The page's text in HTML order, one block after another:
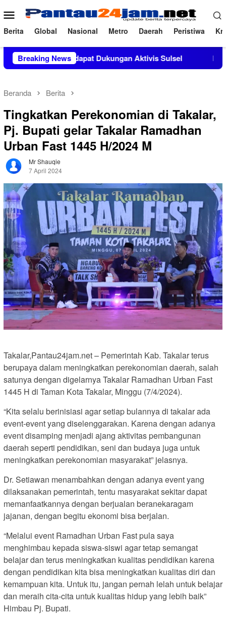
ke
konten
Menu
Mobile
Berita Global Nasional Metro Daerah Peristiwa
Breaking News
Mendapat Dukungan Aktivis Sulsel Kapolres
Beranda Berita
Tingkatkan Perekonomian di Takalar,
Pj. Bupati gelar Takalar Ramadhan
Urban Fast 1445 H/2024 M
Mr Shauqie
7 April 2024
Takalar,Pantau24jam.net – Pemerintah Kab. Takalar terus
berupaya dalam meningkatkan perekonomian daerah, salah
satunya dengan digelarnya Takalar Ramadhan Urban Fast
1445 H di Taman Kota Takalar, Minggu (7/4/2024).
“Kita selalu berinisiasi agar setiap bulannya di takalar ada
event-event yang diselenggarakan. Karena dengan adanya
event disamping menjadi ajang aktivitas pembangunan
daerah seperti pendidikan, seni dan budaya juga untuk
meningkatkan perekonomian masyarakat” jelasnya.
Dr. Setiawan menambahkan dengan adanya event yang
dilaksanakan pemerintah, tentu masyarakat sekitar dapat
memanfaatkannya dengan berjualan beranekaragam
jajanan, dengan begitu ekonomi bisa berjalan.
“Melalui event Ramadhan Urban Fast pula saya
menghimbau kepada siswa-siswi agar tetap semangat
belajar dan terus meningkatkan kualitas pendidikan karena
dengan pendidikan kita bisa meningkatkan kualitas diri dan
kemampuan kita. Untuk itu, jangan pernah lelah untuk belajar
dan meraih cita-cita untuk kualitas hidup yang lebih baik”
Himbau Pj. Bupati.